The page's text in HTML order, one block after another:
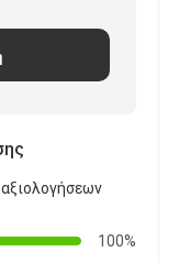
100%